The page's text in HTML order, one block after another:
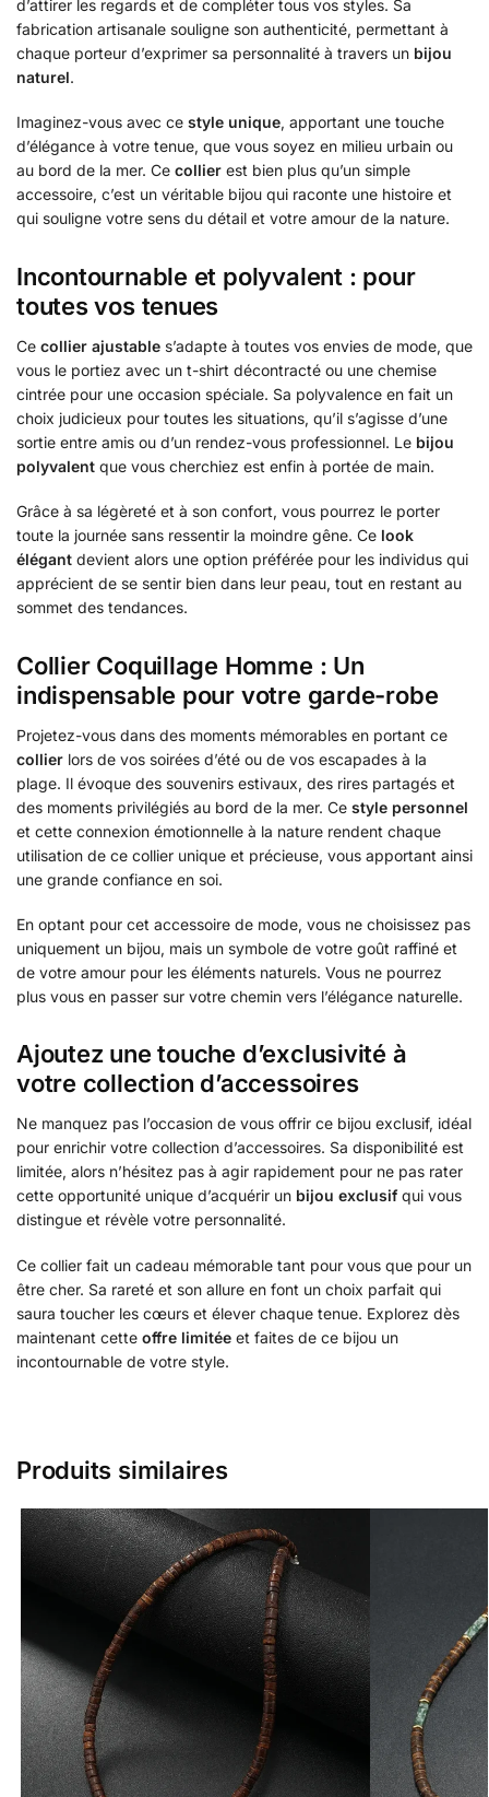
d’attirer les regards et de compléter tous vos styles. Sa
fabrication artisanale souligne son authenticité, permettant à
chaque porteur d’exprimer sa personnalité à travers un bijou
naturel.
Imaginez-vous avec ce style unique, apportant une touche
d’élégance à votre tenue, que vous soyez en milieu urbain ou
au bord de la mer. Ce collier est bien plus qu’un simple
accessoire, c’est un véritable bijou qui raconte une histoire et
qui souligne votre sens du détail et votre amour de la nature.
Incontournable et polyvalent : pour
toutes vos tenues
Ce collier ajustable s’adapte à toutes vos envies de mode, que
vous le portiez avec un t-shirt décontracté ou une chemise
cintrée pour une occasion spéciale. Sa polyvalence en fait un
choix judicieux pour toutes les situations, qu’il s’agisse d’une
sortie entre amis ou d’un rendez-vous professionnel. Le bijou
polyvalent que vous cherchiez est enfin à portée de main.
Grâce à sa légèreté et à son confort, vous pourrez le porter
toute la journée sans ressentir la moindre gêne. Ce look
élégant devient alors une option préférée pour les individus qui
apprécient de se sentir bien dans leur peau, tout en restant au
sommet des tendances.
Collier Coquillage Homme : Un
indispensable pour votre garde-robe
Projetez-vous dans des moments mémorables en portant ce
collier lors de vos soirées d’été ou de vos escapades à la
plage. Il évoque des souvenirs estivaux, des rires partagés et
des moments privilégiés au bord de la mer. Ce style personnel
et cette connexion émotionnelle à la nature rendent chaque
utilisation de ce collier unique et précieuse, vous apportant ainsi
une grande confiance en soi.
En optant pour cet accessoire de mode, vous ne choisissez pas
uniquement un bijou, mais un symbole de votre goût raffiné et
de votre amour pour les éléments naturels. Vous ne pourrez
plus vous en passer sur votre chemin vers l’élégance naturelle.
Ajoutez une touche d’exclusivité à
votre collection d’accessoires
Ne manquez pas l’occasion de vous offrir ce bijou exclusif, idéal
pour enrichir votre collection d’accessoires. Sa disponibilité est
limitée, alors n’hésitez pas à agir rapidement pour ne pas rater
cette opportunité unique d’acquérir un bijou exclusifqui vous
distingue et révèle votre personnalité.
Ce collier fait un cadeau mémorable tant pour vous que pour un
être cher. Sa rareté et son allure en font un choix parfait qui
saura toucher les cœurs et élever chaque tenue. Explorez dès
maintenant cette offre limitée et faites de ce bijou un
incontournable de votre style.
Produits similaires